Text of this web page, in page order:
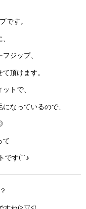
です。
ジップ、
頂けます。
トで、
なっているので、
て
です(^^♪